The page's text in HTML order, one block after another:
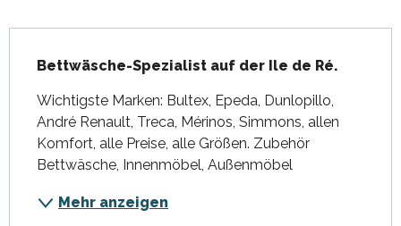
Bettwäsche-Spezialist auf der Ile de Ré.
Wichtigste Marken: Bultex, Epeda, Dunlopillo,
André Renault, Treca, Mérinos, Simmons, allen
Komfort, alle Preise, alle Größen. Zubehör
Bettwäsche, Innenmöbel, Außenmöbel
Mehr anzeigen